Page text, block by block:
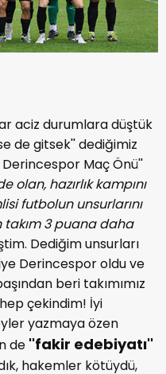
aciz durumlara düştük
de gitsek'' dediğimiz
Maç Önü''
olan, hazırlık kampını
futbolun unsurlarını
3 puana daha
Dediğim unsurları
Derincespor oldu ve
beri takımımız
çekindim! İyi
yazmaya özen
de ''fakir edebiyatı''
hakemler kötüydü,